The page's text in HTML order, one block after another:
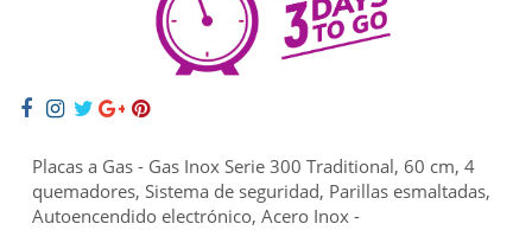
Placas a Gas - Gas Inox Serie 300 Traditional, 60 cm, 4
quemadores, Sistema de seguridad, Parillas esmaltadas,
Autoencendido electrónico, Acero Inox -